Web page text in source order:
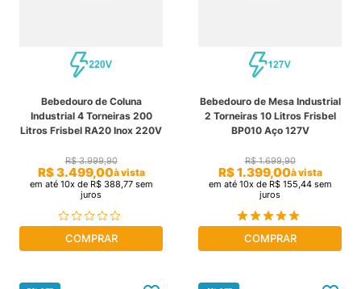
Bebedouro de Coluna
Industrial 4 Torneiras 200
Litros Frisbel RA20 Inox 220V
R$ 3.999,90
R$3.499,00à vista
em até 10x de R$ 388,77sem
juros
COMPRAR
Bebedouro de Mesa Industrial
2 Torneiras 10 Litros Frisbel
BP010 Aço 127V
R$ 1.699,90
R$1.399,00à vista
em até 10x de R$ 155,44sem
juros
COMPRAR